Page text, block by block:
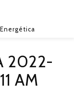
2022-
AM